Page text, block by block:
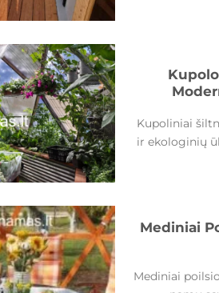
Kupoliniai
ir ekologinių
Mediniai
Mediniai